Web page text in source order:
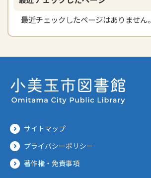
最近チェックしたページはありません。
サイトマップ
プライバシーポリシー
著作権・免責事項